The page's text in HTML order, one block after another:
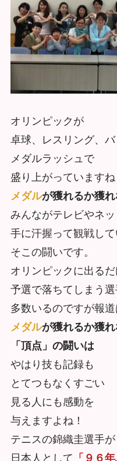
オリンピックが
卓球、レスリング、
メダルラッシュで
盛り上がっていますね
メダルが獲れるか獲
みんながテレビやネ
手に汗握って観戦し
そこの闘いです。
オリンピックに出る
予選で落ちてしまう選
多数いるのですが報道
メダルが獲れるか獲
「頂点」の闘いは
やはり技も記録も
とてつもなくすごい
見る人にも感動を
与えますよね！
テニスの錦織圭選手が
日本人として 「９６年